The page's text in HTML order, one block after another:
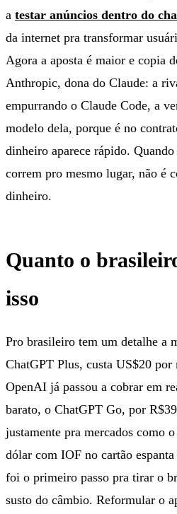
a testar anúncios dentro do
da internet pra transformar
Agora a aposta é maior e copia
Anthropic, dona do Claude: a
empurrando o Claude Code, a
modelo dela, porque é no
dinheiro aparece rápido.
correm pro mesmo lugar, não é
dinheiro.
Quanto o
isso
Pro brasileiro tem um detalhe a
ChatGPT Plus, custa US$20
OpenAI já passou a cobrar em
barato, o ChatGPT Go, por
justamente pra mercados como
dólar com IOF no cartão
foi o primeiro passo pra tirar o
susto do câmbio. Reformular o